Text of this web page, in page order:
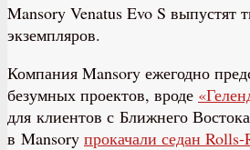
Mansory Venatus Evo S выпустят
экземпляров.
Компания Mansory ежегодно
безумных проектов, вроде
для клиентов с Ближнего
в Mansory прокачали седан Rolls-